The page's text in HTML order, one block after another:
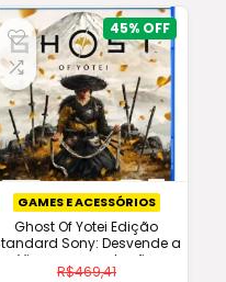
45%
GAMES E ACESSÓRIOS
Ghost Of Yotei Edição
Sony: Desvende a
Vingança no Japão
(Lançamento 2025)!
R$469,41